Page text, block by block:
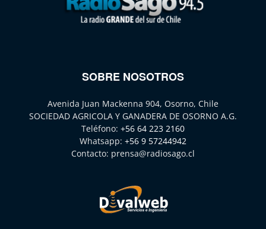
SOBRE NOSOTROS
Avenida Juan Mackenna 904, Osorno, Chile
SOCIEDAD AGRICOLA Y GANADERA DE OSORNO A.G.
Teléfono: +56 64 223 2160
Whatsapp: +56 9 57244942
Contacto: prensa@radiosago.cl